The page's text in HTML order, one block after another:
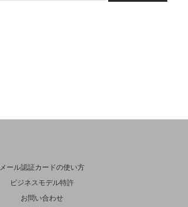
メール認証カードの使い方
ビジネスモデル特許
お問い合わせ